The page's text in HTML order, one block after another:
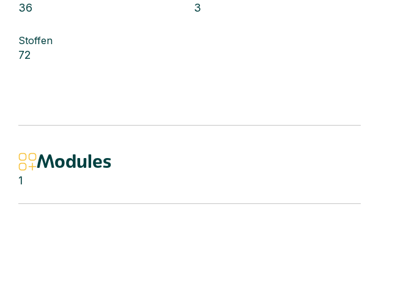
36 3
Stoffen
72
Modules
1